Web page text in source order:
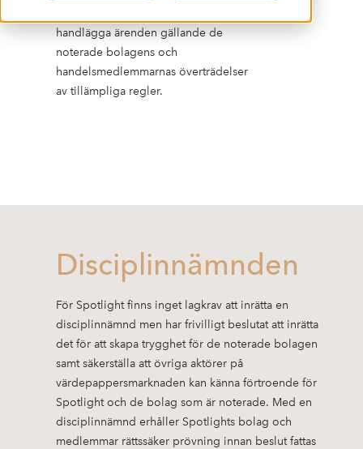
handlägga ärenden gällande de
noterade bolagens och
handelsmedlemmarnas överträdelser
av tillämpliga regler.
Disciplinnämnden
För Spotlight finns inget lagkrav att inrätta en
disciplinnämnd men har frivilligt beslutat att inrätta
det för att skapa trygghet för de noterade bolagen
samt säkerställa att övriga aktörer på
värdepappersmarknaden kan känna förtroende för
Spotlight och de bolag som är noterade. Med en
disciplinnämnd erhåller Spotlights bolag och
medlemmar rättssäker prövning innan beslut fattas